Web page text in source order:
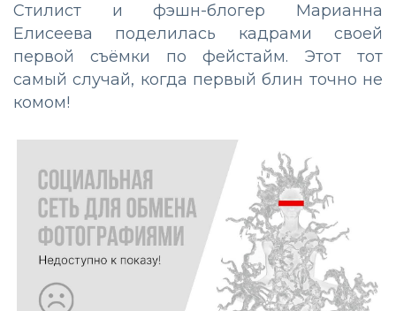
Стилист и фэшн-блогер Марианна
Елисеева поделилась кадрами своей
первой съёмки по фейстайм. Этот тот
самый случай, когда первый блин точно не
комом!